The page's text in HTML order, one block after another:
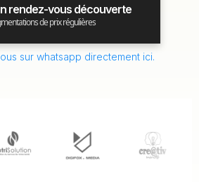
rendez-vous découverte
de prix régulières
sur whatsapp directement ici.